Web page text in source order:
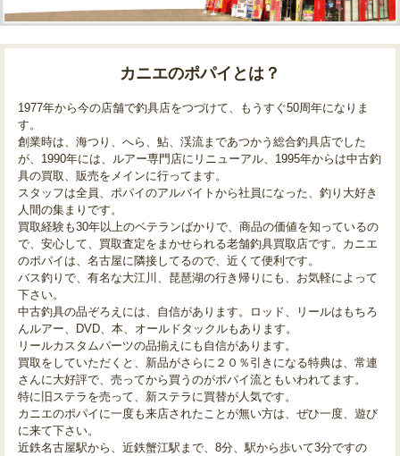
カニエのポパイとは？
1977年から今の店舗で釣具店をつづけて、もうすぐ50周年になりま
す。
創業時は、海つり、へら、鮎、渓流まであつかう総合釣具店でした
が、1990年には、ルアー専門店にリニューアル、1995年からは中古釣
具の買取、販売をメインに行ってます。
スタッフは全員、ポパイのアルバイトから社員になった、釣り大好き
人間の集まりです。
買取経験も30年以上のベテランばかりで、商品の価値を知っているの
で、安心して、買取査定をまかせられる老舗釣具買取店です。カニエ
のポパイは、名古屋に隣接してるので、近くて便利です。
バス釣りで、有名な大江川、琵琶湖の行き帰りにも、お気軽によって
下さい。
中古釣具の品ぞろえには、自信があります。ロッド、リールはもちろ
んルアー、DVD、本、オールドタックルもあります。
リールカスタムパーツの品揃えにも自信があります。
買取をしていただくと、新品がさらに２０％引きになる特典は、常連
さんに大好評で、売ってから買うのがポパイ流ともいわれてます。
特に旧ステラを売って、新ステラに買替が人気です。
カニエのポパイに一度も来店されたことが無い方は、ぜひ一度、遊び
に来て下さい。
近鉄名古屋駅から、近鉄蟹江駅まで、8分、駅から歩いて3分ですの